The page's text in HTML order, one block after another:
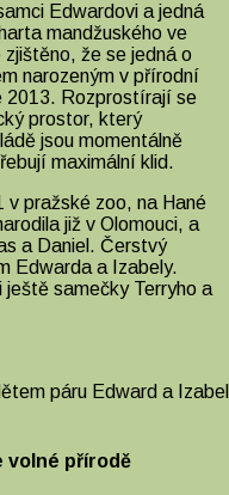
Edwardovi a jedná
mandžuského ve
že se jedná o
narozeným v přírodní
2013. Rozprostírají se
prostor, který
jsou momentálně
maximální klid.
v pražské zoo, na Hané
již v Olomouci, a
a Daniel. Čerstvý
Edwarda a Izabely.
ještě samečky Terryho a
páru Edward a
volné přírodě